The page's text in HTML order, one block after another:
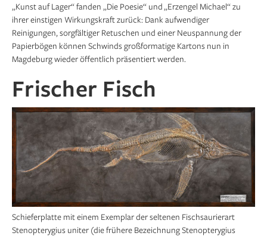
„Kunst auf Lager“ fanden „Die Poesie“ und „Erzengel Michael“ zu
ihrer einstigen Wirkungskraft zurück: Dank aufwendiger
Reinigungen, sorgfältiger Retuschen und einer Neuspannung der
Papierbögen können Schwinds großformatige Kartons nun in
Magdeburg wieder öffentlich präsentiert werden.
Frischer Fisch
Schieferplatte mit einem Exemplar der seltenen Fischsaurierart
Stenopterygius uniter (die frühere Bezeichnung Stenopterygius